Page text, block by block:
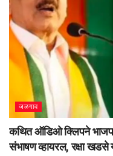
जळगाव
कथित ऑडिओ क्लिपने
संभाषण व्हायरल, रक्षा खडसे